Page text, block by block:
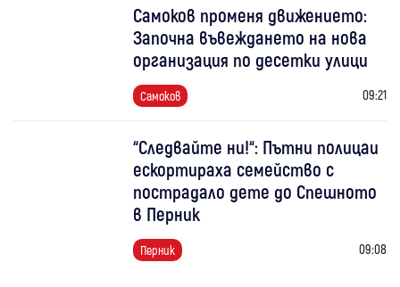
Самоков променя движението:
Започна въвеждането на нова
организация по десетки улици
Самоков 09:21
“Следвайте ни!“: Пътни полицаи
ескортираха семейство с
пострадало дете до Спешното
в Перник
Перник 09:08